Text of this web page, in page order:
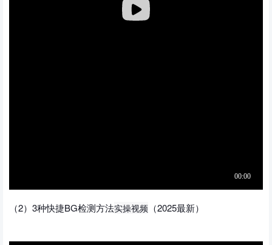
（2）3种快捷BG检测方法实操视频 （2025最新）